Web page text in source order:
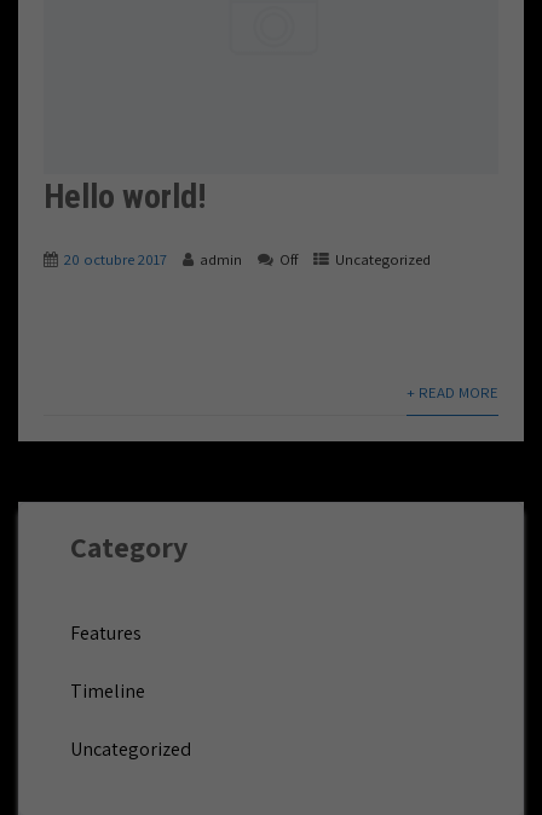
Hello world!
20 octubre 2017 admin Off Uncategorized
+ READ MORE
Category
Features
Timeline
Uncategorized